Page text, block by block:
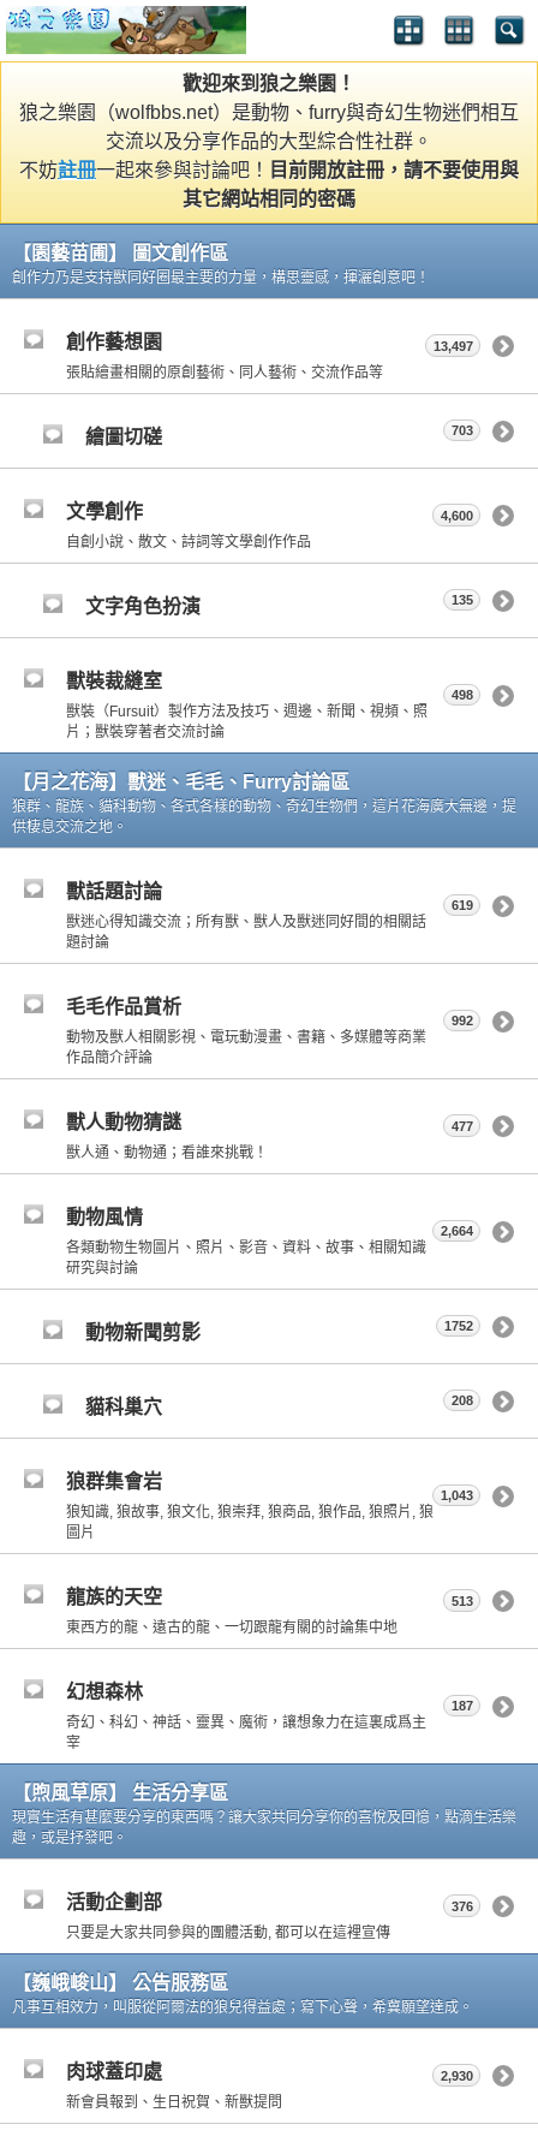
歡迎來到狼之樂園！
狼之樂園（wolfbbs.net）是動物、furry與奇幻生物迷們相互
交流以及分享作品的大型綜合性社群。
不妨註冊一起來參與討論吧！
目前開放註冊，請不要使用與
其它網站相同的密碼
【園藝苗圃】 圖文創作區
創作力乃是支持獸同好圈最主要的力量，構思靈感，揮灑創意吧！
創作藝想園
張貼繪畫相關的原創藝術、同人藝術、交流作品等
13,497
繪圖切磋 703
文學創作
自創小說、散文、詩詞等文學創作作品
4,600
文字角色扮演 135
獸裝裁縫室
獸裝（Fursuit）製作方法及技巧、週邊、新聞、視頻、照
片；獸裝穿著者交流討論
498
【月之花海】獸迷、毛毛、Furry討論區
狼群、龍族、貓科動物、各式各樣的動物、奇幻生物們，這片花海廣大無邊，提
供棲息交流之地。
獸話題討論
獸迷心得知識交流；所有獸、獸人及獸迷同好間的相關話
題討論
619
毛毛作品賞析
動物及獸人相關影視、電玩動漫畫、書籍、多媒體等商業
作品簡介評論
992
獸人動物猜謎
獸人通、動物通；看誰來挑戰！
477
動物風情
各類動物生物圖片、照片、影音、資料、故事、相關知識
研究與討論
2,664
動物新聞剪影 1752
貓科巢穴 208
狼群集會岩
狼知識, 狼故事, 狼文化, 狼崇拜, 狼商品, 狼作品, 狼照片, 狼
圖片
1,043
龍族的天空
東西方的龍、遠古的龍、一切跟龍有關的討論集中地
513
幻想森林
奇幻、科幻、神話、靈異、魔術，讓想象力在這裏成爲主
宰
187
【煦風草原】 生活分享區
現實生活有甚麼要分享的東西嗎？讓大家共同分享你的喜悅及回憶，點滴生活樂
趣，或是抒發吧。
活動企劃部
只要是大家共同參與的團體活動, 都可以在這裡宣傳
376
【巍峨峻山】 公告服務區
凡事互相效力，叫服從阿爾法的狼兒得益處；寫下心聲，希冀願望達成。
肉球蓋印處
新會員報到、生日祝賀、新獸提問
2,930